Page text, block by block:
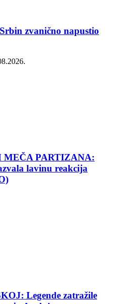
zvanično napustio
MEČA PARTIZANA:
lavinu reakcija
Legende zatražile